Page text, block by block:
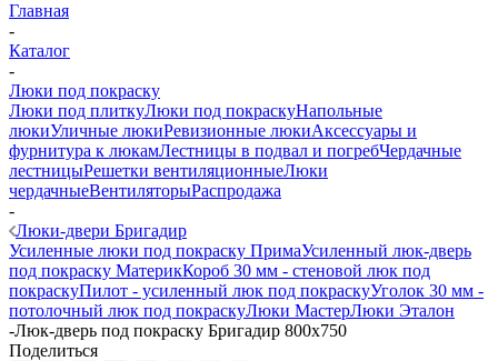
Главная
-
Каталог
-
Люки под покраску
Люки под плиткуЛюки под покраскуНапольные
люкиУличные люкиРевизионные люкиАксессуары и
фурнитура к люкамЛестницы в подвал и погребЧердачные
лестницыРешетки вентиляционныеЛюки
чердачныеВентиляторыРаспродажа
-
Люки-двери Бригадир
Усиленные люки под покраску ПримаУсиленный люк-дверь
под покраску МатерикКороб 30 мм - стеновой люк под
покраскуПилот - усиленный люк под покраскуУголок 30 мм -
потолочный люк под покраскуЛюки МастерЛюки Эталон
-Люк-дверь под покраску Бригадир 800х750
Поделиться